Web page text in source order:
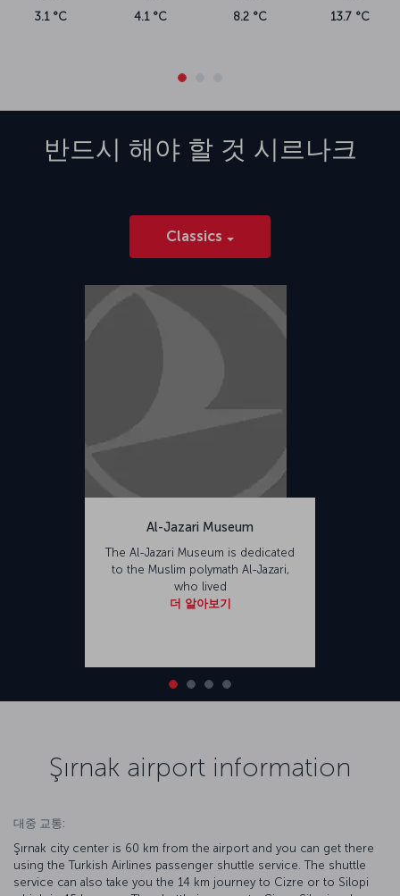
3.1 °C 4.1 °C 8.2 °C 13.7 °C
반드시 해야 할 것 시르나크
Classics
Al-Jazari Museum
The Al-Jazari Museum is dedicated
to the Muslim polymath Al-Jazari,
who lived
더 알아보기
Şırnak airport information
대중 교통:
Şırnak city center is 60 km from the airport and you can get there
using the Turkish Airlines passenger shuttle service. The shuttle
service can also take you the 14 km journey to Cizre or to Silopi